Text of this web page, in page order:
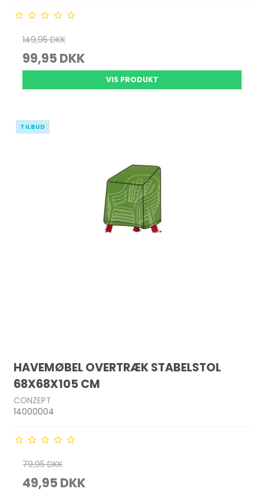
149,95 DKK
99,95 DKK
VIS PRODUKT
TILBUD
HAVEMØBEL OVERTRÆK STABELSTOL
68X68X105 CM
CONZEPT
14000004
79,95 DKK
49,95 DKK